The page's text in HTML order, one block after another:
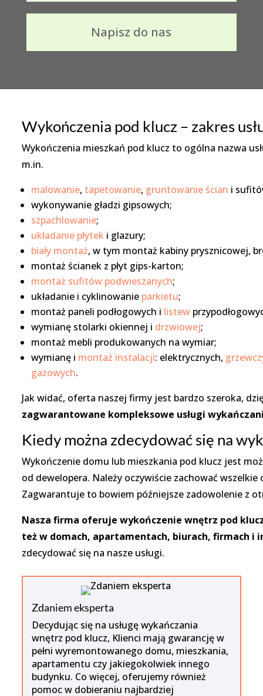
Napisz do nas
Wykończenia pod klucz – zakres
Wykończenia mieszkań pod klucz to ogólna nazwa
m.in.
malowanie, tapetowanie, gruntowanie ścian i
wykonywanie gładzi gipsowych;
szpachlowanie;
układanie płytek i glazury;
biały montaż, w tym montaż kabiny prysznicowej,
montaż ścianek z płyt gips-karton;
montaż sufitów podwieszanych;
układanie i cyklinowanie parkietu;
montaż paneli podłogowych i listew
wymianę stolarki okiennej i drzwiowej;
montaż mebli produkowanych na wymiar;
wymianę i montaż instalacji: elektrycznych,
gazowych.
Jak widać, oferta naszej firmy jest bardzo szeroka,
zagwarantowane kompleksowe usługi
Kiedy można zdecydować się na
Wykończenie domu lub mieszkania pod klucz jest
od dewelopera. Należy oczywiście zachować
Zagwarantuje to bowiem późniejsze zadowolenie z
Nasza firma oferuje wykończenie wnętrz pod
też w domach, apartamentach, biurach, firmach i
zdecydować się na nasze usługi.
Zdaniem eksperta
Decydując się na usługę wykańczania
wnętrz pod klucz, Klienci mają gwarancję w
pełni wyremontowanego domu, mieszkania,
apartamentu czy jakiegokolwiek innego
budynku. Co więcej, oferujemy również
pomoc w dobieraniu najbardziej